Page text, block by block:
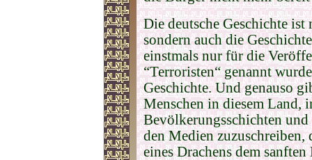
Die deutsche Geschichte
sondern auch die
einstmals nur für die
“Terroristen“ genannt
Geschichte. Und genauso
Menschen in diesem Land,
Bevölkerungsschichten
den Medien zuzuschreiben,
eines Drachens dem